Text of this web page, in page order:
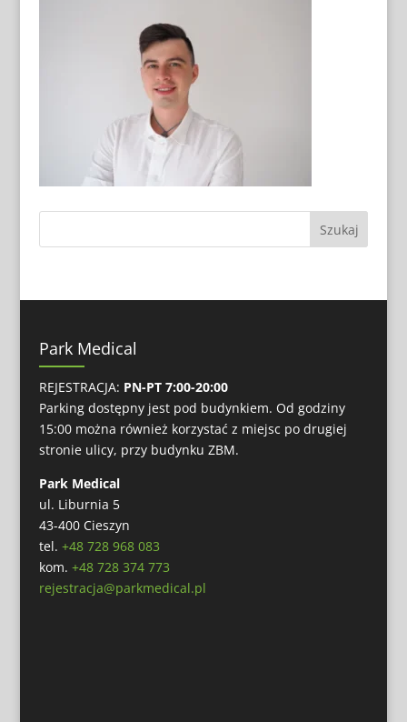
Park Medical
REJESTRACJA: PN-PT 7:00-20:00
Parking dostępny jest pod budynkiem. Od godziny
15:00 można również korzystać z miejsc po drugiej
stronie ulicy, przy budynku ZBM.
Park Medical
ul. Liburnia 5
43-400 Cieszyn
tel. +48 728 968 083
kom. +48 728 374 773
rejestracja@parkmedical.pl